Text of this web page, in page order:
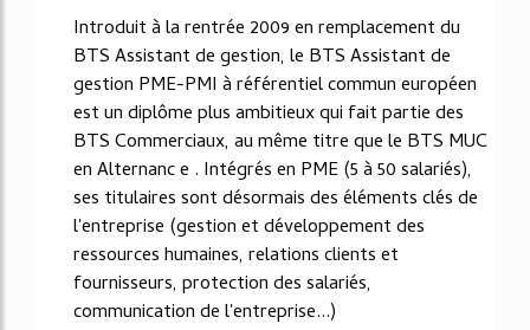
Introduit à la rentrée 2009 en remplacement du
BTS Assistant de gestion, le BTS Assistant de
gestion PME-PMI à référentiel commun européen
est un diplôme plus ambitieux qui fait partie des
BTS Commerciaux, au même titre que le BTS MUC
en Alternanc e . Intégrés en PME (5 à 50 salariés),
ses titulaires sont désormais des éléments clés de
l'entreprise (gestion et développement des
ressources humaines, relations clients et
fournisseurs, protection des salariés,
communication de l'entreprise...)